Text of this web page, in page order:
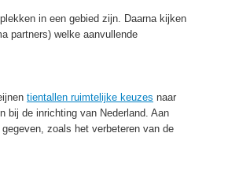
in een gebied zijn. Daarna kijken
partners) welke aanvullende
tientallen ruimtelijke keuzes naar
bij de inrichting van Nederland. Aan
zoals het verbeteren van de